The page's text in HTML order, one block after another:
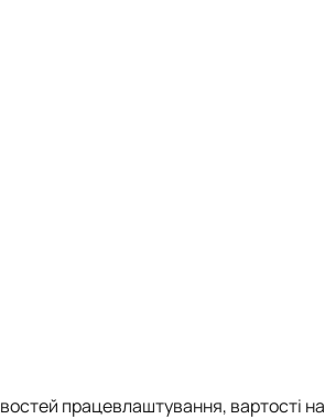
працевлаштування, вартості